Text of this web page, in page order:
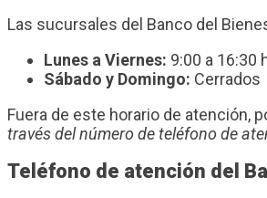
Las sucursales del Banco del
Lunes a Viernes: 9:00 a 16:30
Sábado y Domingo: Cerrados
Fuera de este horario de atención,
través del número de teléfono de
Teléfono de atención del